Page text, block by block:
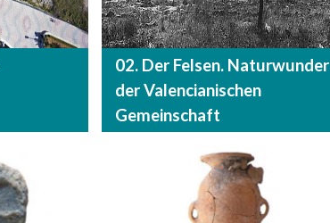
02. Der Felsen. Naturwunder
der Valencianischen
Gemeinschaft